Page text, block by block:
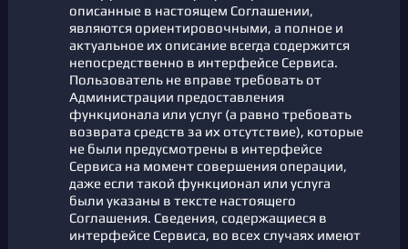
описанные в настоящем Соглашении,
являются ориентировочными, а полное и
актуальное их описание всегда содержится
непосредственно в интерфейсе Сервиса.
Пользователь не вправе требовать от
Администрации предоставления
функционала или услуг (а равно требовать
возврата средств за их отсутствие), которые
не были предусмотрены в интерфейсе
Сервиса на момент совершения операции,
даже если такой функционал или услуга
были указаны в тексте настоящего
Соглашения. Сведения, содержащиеся в
интерфейсе Сервиса, во всех случаях имеют